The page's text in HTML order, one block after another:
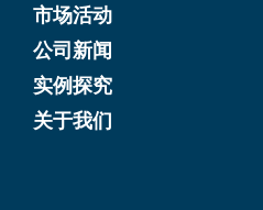
市场活动
公司新闻
实例探究
关于我们